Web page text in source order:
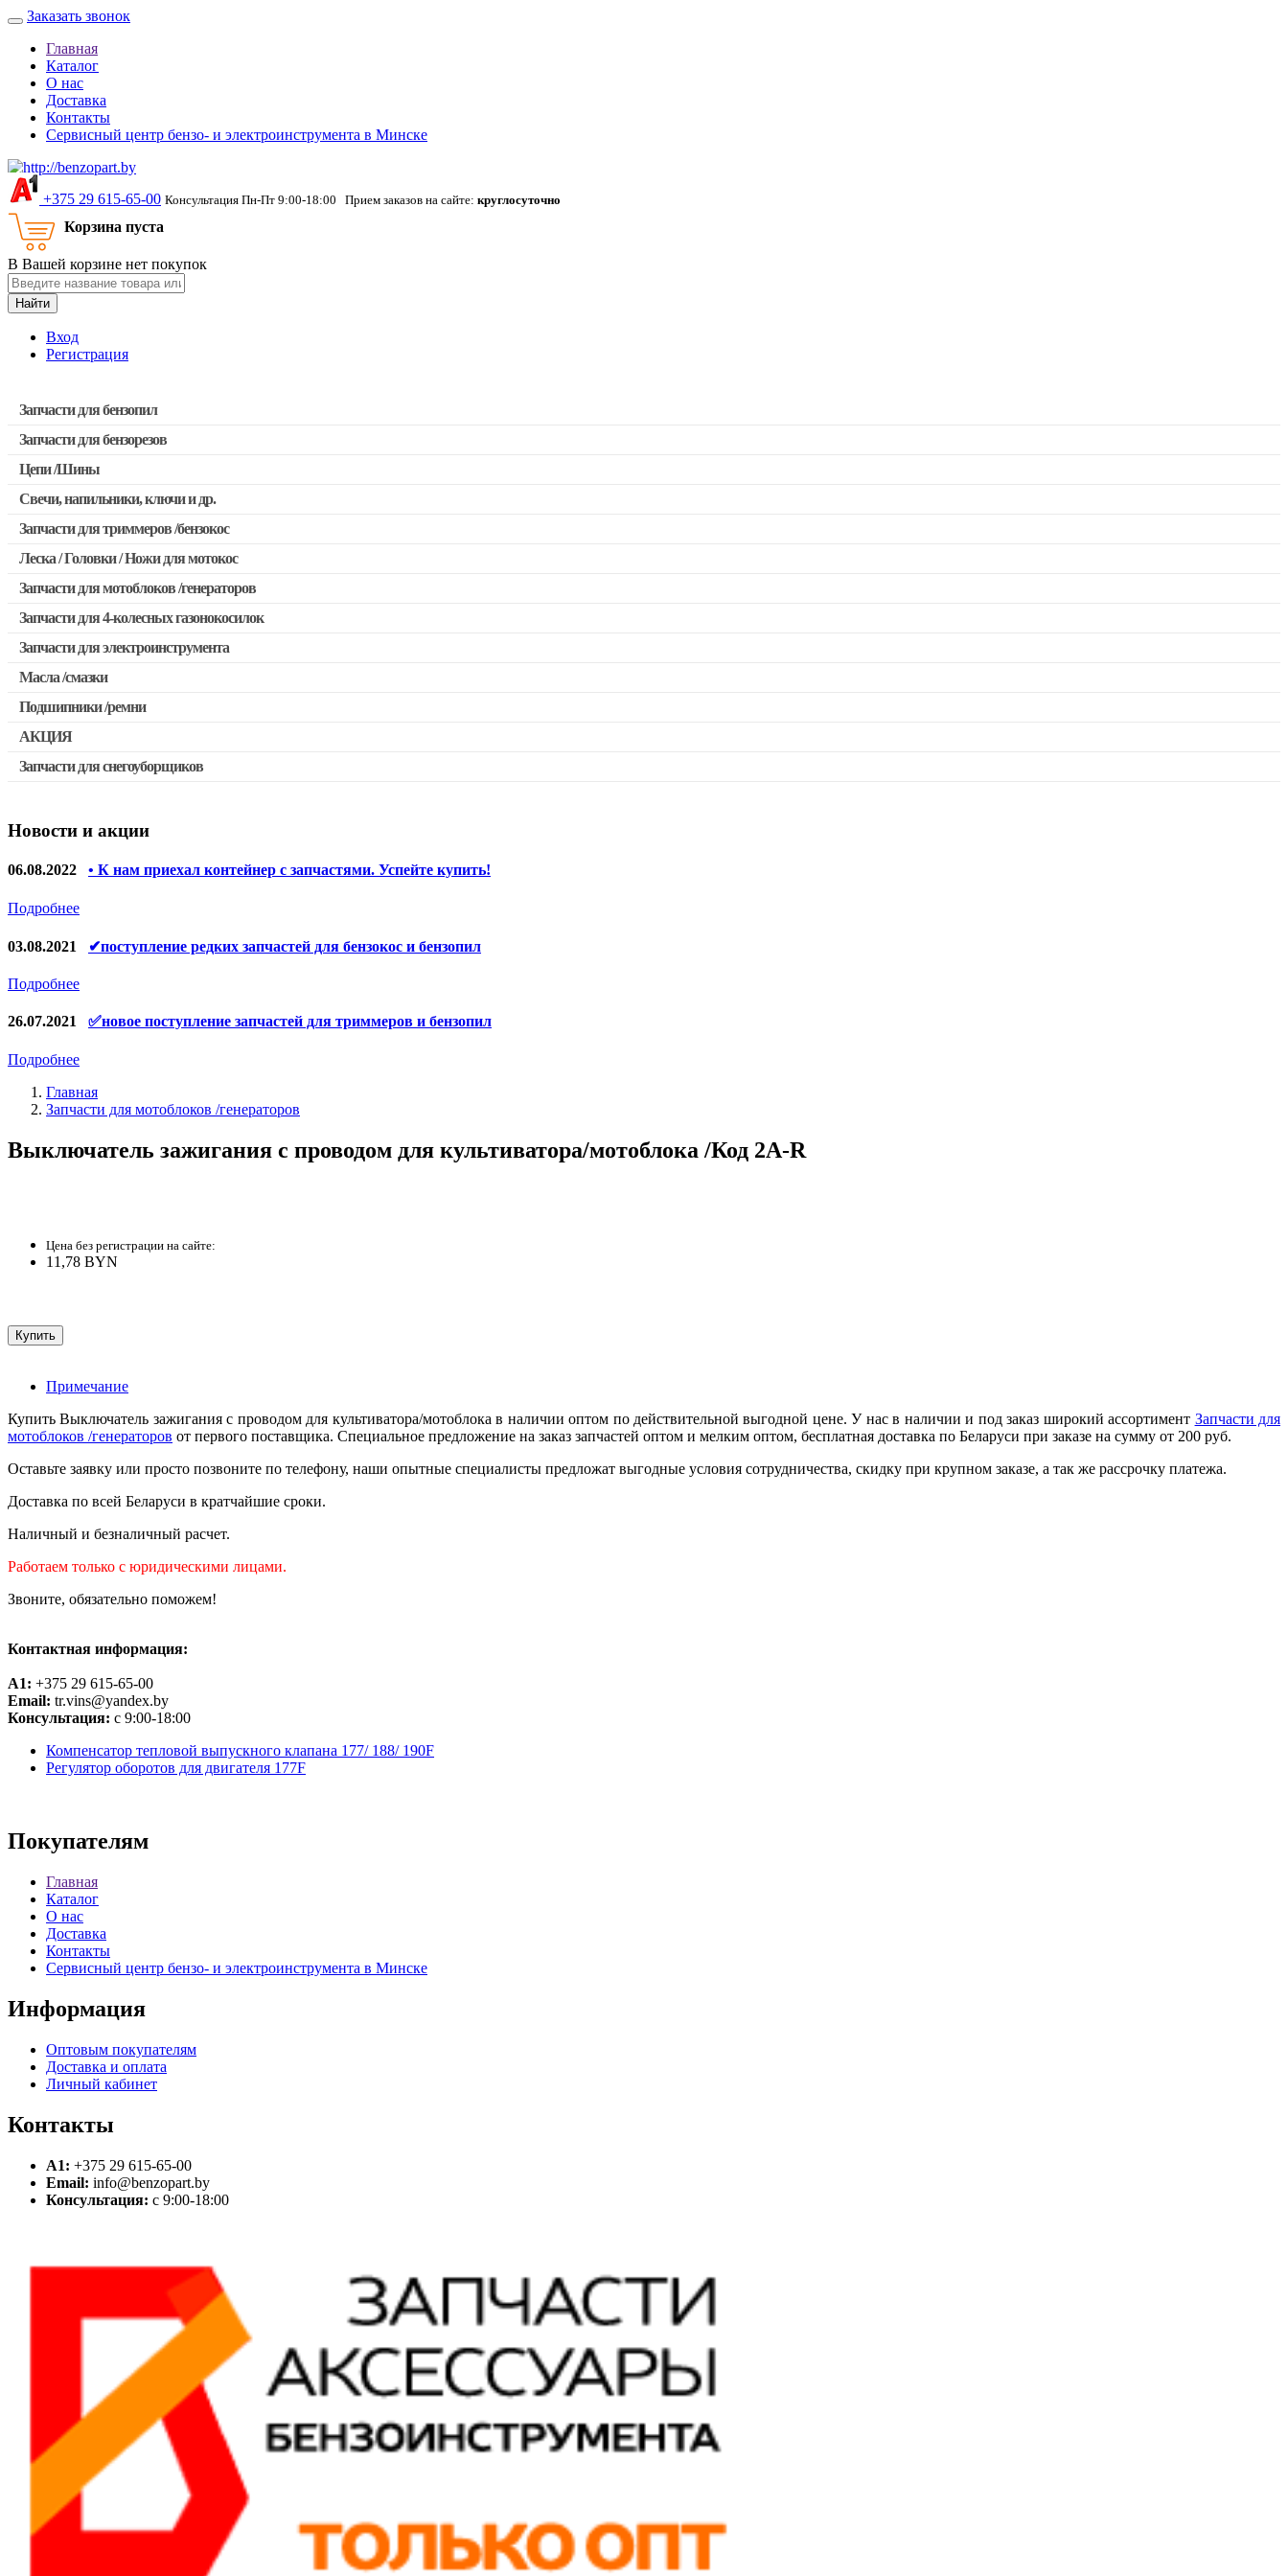
Заказать звонок
Главная
Каталог
О нас
Доставка
Контакты
Сервисный центр бензо- и электроинструмента в Минске
‎+375 29 615-65-00 Консультация Пн-Пт 9:00-18:00 Прием заказов на сайте: круглосуточно
Корзина пуста
В Вашей корзине нет покупок
Найти
Вход
Регистрация
Запчасти для бензопил
Запчасти для бензопил Stihl
Запчасти для бензопил Husqvarna, Partner
Запчасти для Китайских бензопил
Запчасти для бензопил Oleo-mac, Echo и др.
Запчасти для бензорезов
Цепи /Шины
Свечи, напильники, ключи и др.
Запчасти для триммеров /бензокос
Запчасти для Китайских триммеров
Запчасти для мотокос Stihl /Husqvarna /Oleo-mac /Echo и др.
Леска / Головки / Ножи для мотокос
Запчасти для мотоблоков /генераторов
Запчасти для 4-колесных газонокосилок
Запчасти для электроинструмента
Двигатели, редукторы для шуруповертов
Патроны для шуруповертов / перфораторов
Выключатели, переключатели
Запчасти для перфораторов и отбойных молотков
Запчасти для электроинструмента другие
Конденсаторы
Якоря, статоры
Ремни для электроинструмента
Масла /смазки
Подшипники /ремни
АКЦИЯ
Скидка 50%
Запчасти для снегоуборщиков
Новости и акции
06.08.2022 • К нам приехал контейнер с запчастями. Успейте купить!
Подробнее
03.08.2021 ✔поступление редких запчастей для бензокос и бензопил
Подробнее
26.07.2021 ✅новое поступление запчастей для триммеров и бензопил
Подробнее
Главная
Запчасти для мотоблоков /генераторов
Выключатель зажигания с проводом для культиватора/мотоблока /Код 2A-R
Цена без регистрации на сайте:
11,78 BYN
Примечание
Купить Выключатель зажигания с проводом для культиватора/мотоблока в наличии оптом по действительной выгодной цене. У нас в наличии и под заказ широкий ассортимент Запчасти для
мотоблоков /генераторов от первого поставщика. Специальное предложение на заказ запчастей оптом и мелким оптом, бесплатная доставка по Беларуси при заказе на сумму от 200 руб.
Оставьте заявку или просто позвоните по телефону, наши опытные специалисты предложат выгодные условия сотрудничества, скидку при крупном заказе, а так же рассрочку платежа.
Доставка по всей Беларуси в кратчайшие сроки.
Наличный и безналичный расчет.
Работаем только с юридическими лицами.
Звоните, обязательно поможем!
Контактная информация:
A1: +375 29 615-65-00
Email: tr.vins@yandex.by
Консультация: с 9:00-18:00
Компенсатор тепловой выпускного клапана 177/ 188/ 190F
Регулятор оборотов для двигателя 177F
Покупателям
Главная
Каталог
О нас
Доставка
Контакты
Сервисный центр бензо- и электроинструмента в Минске
Информация
Оптовым покупателям
Доставка и оплата
Личный кабинет
Контакты
A1: +375 29 615-65-00
Email: info@benzopart.by
Консультация: с 9:00-18:00